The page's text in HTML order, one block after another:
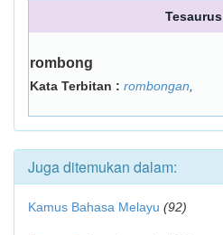
Tesaurus
rombong
Kata Terbitan : rombongan
Juga ditemukan dalam:
Kamus Bahasa Melayu (92)